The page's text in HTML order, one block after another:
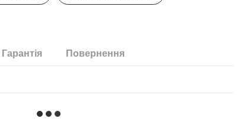
Гарантія Повернення